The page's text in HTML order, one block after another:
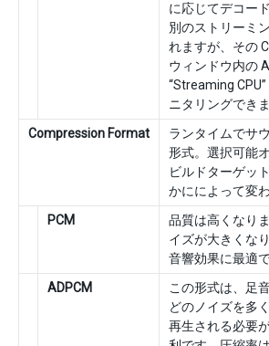
に応じてデコー
別のストリーミ
れますが、その
ウィンドウ内の
“Streaming
ニタリングできま
Compression Format
ランタイムでサ
形式。選択可能
ビルドターゲッ
かにによって変
PCM
品質は高くなり
イズが大きくな
音響効果に最適で
ADPCM
この形式は、足
どのノイズを多
再生される必要